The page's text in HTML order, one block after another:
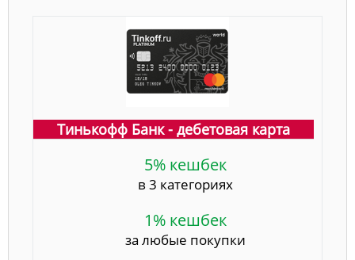
Тинькофф Банк - дебетовая карта
5% кешбек
в 3 категориях
1% кешбек
за любые покупки